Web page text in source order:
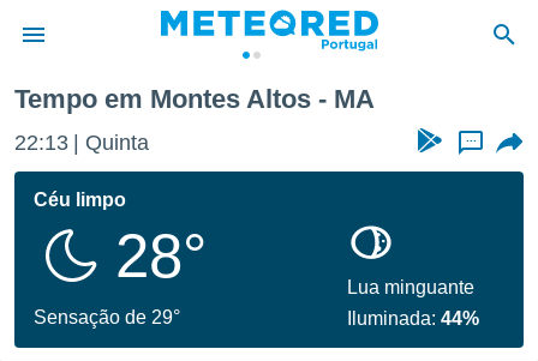
da
foi
fornecidas
a este
das
Tempo em Montes Altos - MA
22:13 Quinta ...
Céu limpo
28°
Sensação de 29°
Lua minguante
Iluminada:44%